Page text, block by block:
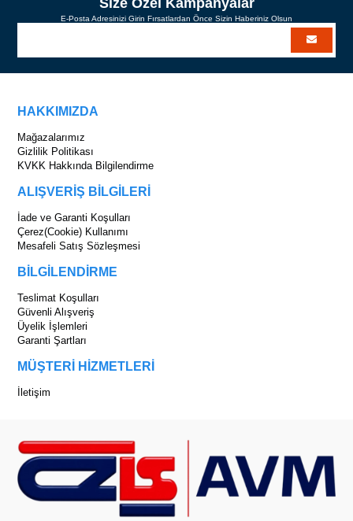
E-Posta Adresinizi Girin Fırsatlardan Önce Sizin Haberiniz Olsun
HAKKIMIZDA
Mağazalarımız
Gizlilik Politikası
KVKK Hakkında Bilgilendirme
ALIŞVERİŞ BİLGİLERİ
İade ve Garanti Koşulları
Çerez(Cookie) Kullanımı
Mesafeli Satış Sözleşmesi
BİLGİLENDİRME
Teslimat Koşulları
Güvenli Alışveriş
Üyelik İşlemleri
Garanti Şartları
MÜŞTERİ HİZMETLERİ
İletişim